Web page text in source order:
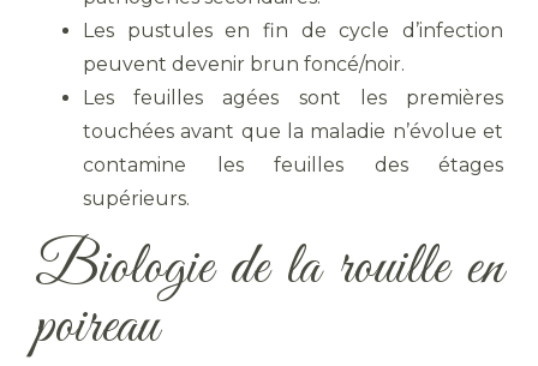
Les pustules en fin de cycle d’infection
peuvent devenir brun foncé/noir.
Les feuilles agées sont les premières
touchées avant que la maladie n’évolue et
contamine les feuilles des étages
supérieurs.
Biologie de la rouille en
poireau